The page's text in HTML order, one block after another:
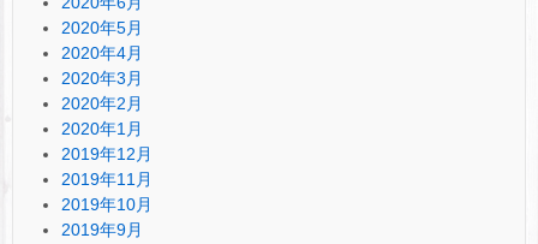
2020年5月
2020年4月
2020年3月
2020年2月
2020年1月
2019年12月
2019年11月
2019年10月
2019年9月